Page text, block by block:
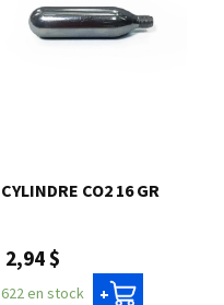
CYLINDRE CO2 16 GR
2,94 $
622 en stock +